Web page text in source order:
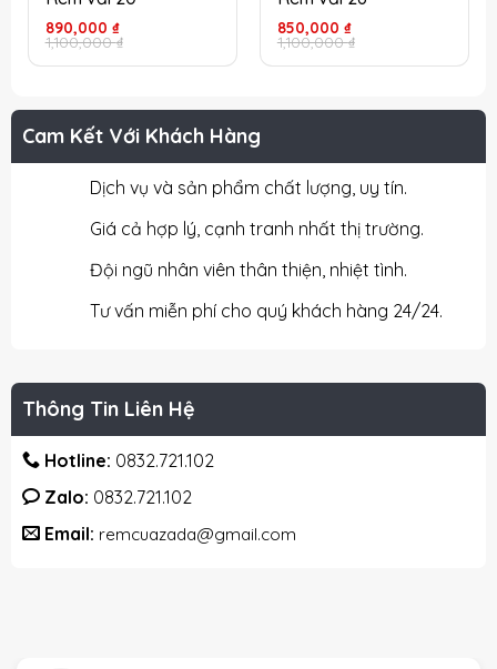
Cam Kết Với Khách Hàng
Dịch vụ và sản phẩm chất lượng, uy tín.
Giá cả hợp lý, cạnh tranh nhất thị trường.
Đội ngũ nhân viên thân thiện, nhiệt tình.
Tư vấn miễn phí cho quý khách hàng 24/24.
Thông Tin Liên Hệ
Hotline: 0832.721.102
Zalo: 0832.721.102
Email: remcuazada@gmail.com
1,100,000₫
Giá
gốc
là:
1,100,000 ₫.
890,000 ₫
Giá
hiện
tại
là:
1,100,000₫
Giá
gốc
là:
1,100,000 ₫.
850,000 ₫
Giá
hiện
tại
là: